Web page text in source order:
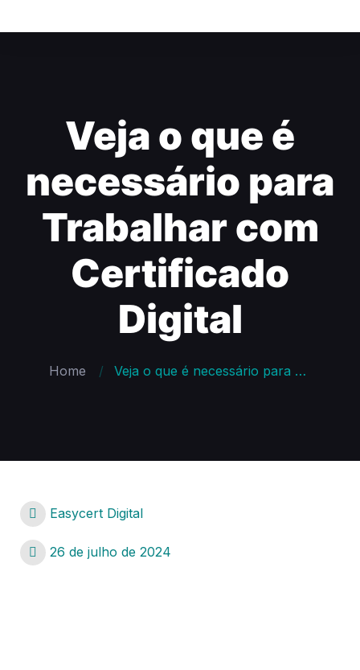
Veja o que é
necessário para
Trabalhar com
Certificado
Digital
Home Veja o que é necessário para Trabalhar com Certificado Digital
Easycert Digital
26 de julho de 2024